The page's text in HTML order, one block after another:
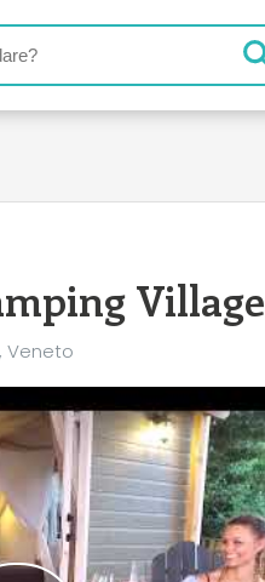
Village
Veneto